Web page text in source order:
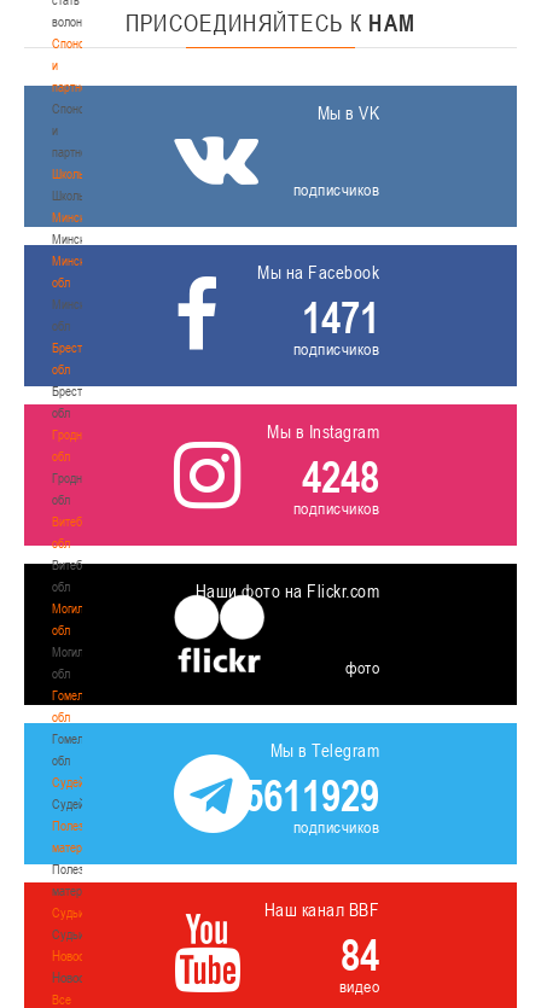
волонтером
Спонсоры
и
партнеры
Спонсоры
и
партнеры
Школы
Школы
Минск
Минск
Минская
обл
Минская
обл
Брестская
обл
Брестская
обл
Гродненская
обл
Гродненская
обл
Витебская
обл
Витебская
обл
Могилевская
обл
Могилевская
обл
Гомельская
обл
Гомельская
обл
Судейство
Судейство
Полезные
материалы
Полезные
материалы
Судьи
Судьи
Новости
Новости
Все
ПРИСОЕДИНЯЙТЕСЬ К НАМ
Мы в VK
подписчиков
Мы на Facebook
1471
подписчиков
Мы в Instagram
4248
подписчиков
Наши фото на Flickr.com
фото
Мы в Telegram
5611929
подписчиков
Наш канал BBF
84
видео